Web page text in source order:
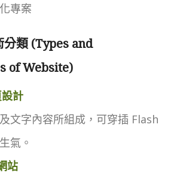
專案
分類 (Types and
of Website)
計
文字內容所組成，可穿插 Flash
氣。
站